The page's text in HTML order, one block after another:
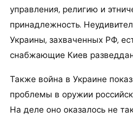
управления, религию и
принадлежность.
Украины, захваченных РФ,
снабжающие Киев
Также война в Украине
проблемы в оружии
На деле оно оказалось не